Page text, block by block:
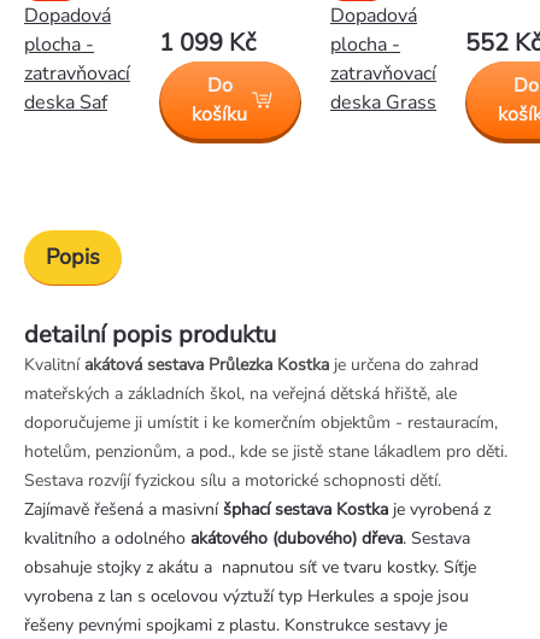
Dopadová
plocha -
zatravňovací
deska Saf
1 099 Kč
Do
košíku
Dopadová
plocha -
zatravňovací
deska Grass
552 Kč
Do
Popis
detailní popis produktu
Kvalitníakátová sestava Průlezka Kostka je určena do zahrad
mateřských a základních škol, na veřejná dětská hřiště, ale
doporučujeme ji umístit i ke komerčním objektům - restauracím,
hotelům, penzionům, a pod., kde se jistě stane lákadlem pro děti.
Sestava rozvíjí fyzickou sílu a motorické schopnosti dětí.
Zajímavě řešená a masivníšphací sestava Kostka je vyrobená z
kvalitního a odolného akátového (dubového) dřeva. Sestava
obsahuje stojky z akátu a napnutou síť ve tvaru kostky. Síťje
vyrobena z lan s ocelovou výztuží typ Herkules a spoje jsou
řešeny pevnými spojkami z plastu. Konstrukce sestavy je